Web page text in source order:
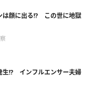
は顔に出る!? この世に地獄
生!? インフルエンサー夫婦